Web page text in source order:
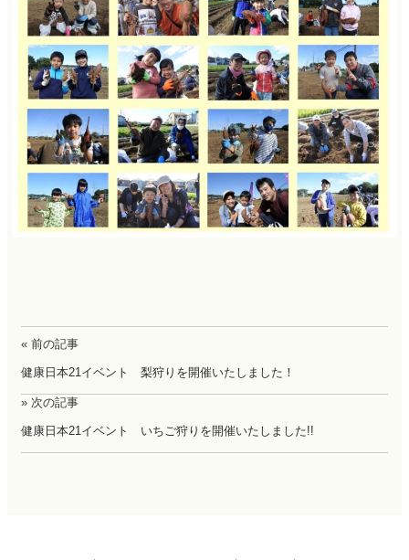
« 前の記事
健康日本21イベント 梨狩りを開催いたしました！
» 次の記事
健康日本21イベント いちご狩りを開催いたしました!!